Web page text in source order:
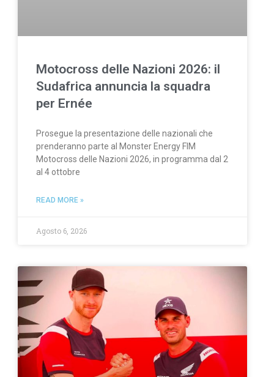
Motocross delle Nazioni 2026: il
Sudafrica annuncia la squadra
per Ernée
Prosegue la presentazione delle nazionali che
prenderanno parte al Monster Energy FIM
Motocross delle Nazioni 2026, in programma dal 2
al 4 ottobre
READ MORE »
Agosto 6, 2026